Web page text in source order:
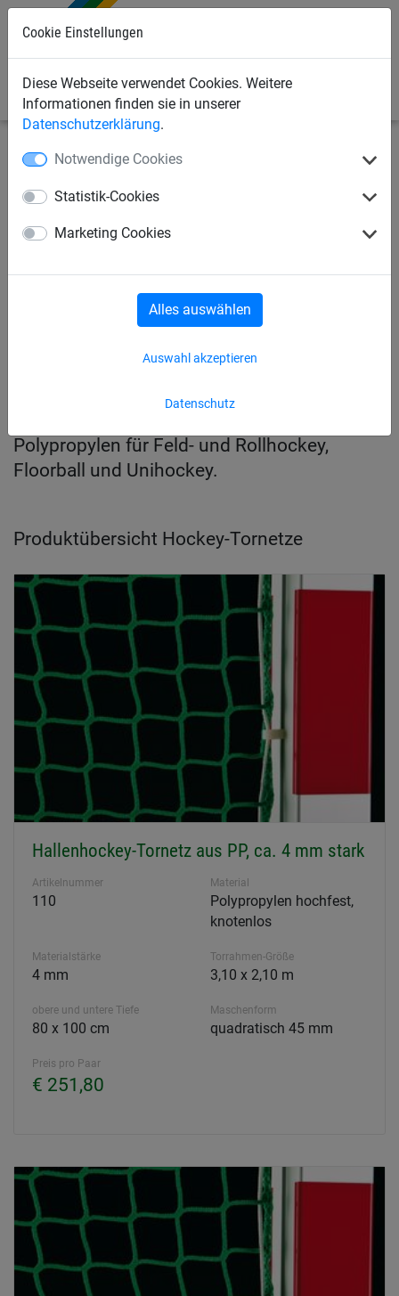
Cookie Einstellungen
Diese Webseite verwendet Cookies. Weitere
Informationen finden sie in unserer
Datenschutzerklärung.
Notwendige Cookies
Statistik-Cookies
Marketing Cookies
Datenschutz
Auswahl akzeptieren
Alles auswählen
Sportnetze Hockey-Tornetze
Floorball/Unihockey
Hockey-Tornetze
Polypropylen für Feld- und Rollhockey,
Floorball und Unihockey.
Produktübersicht Hockey-Tornetze
Hallenhockey-Tornetz aus PP, ca. 4 mm stark
Artikelnummer
110
Material
Polypropylen hochfest,
knotenlos
Materialstärke
4 mm
Torrahmen-Größe
3,10 x 2,10 m
obere und untere Tiefe
80 x 100 cm
Maschenform
quadratisch 45 mm
Preis pro Paar
€ 251,80